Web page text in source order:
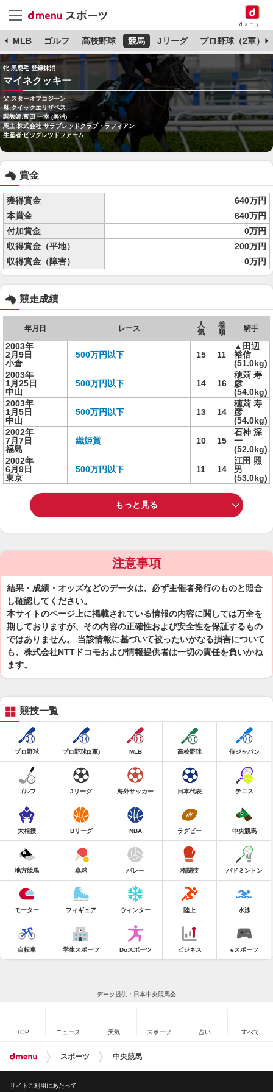
dメニュー
MLB ゴルフ 高校野球 競馬 Jリーグ プロ野球（2軍）
牝 黒鹿毛 登録抹消
マイネクッキー
父:スターオブコジーン
母:クイックエリザベス
調教師:富田 一幸 (美浦)
馬主:株式会社 サラブレッドクラブ・ラフィアン
生産者:ビツグレツドフアーム
賞金
獲得賞金
640万円
本賞金
640万円
付加賞金
0万円
収得賞金（平地）
200万円
収得賞金（障害）
0万円
競走成績
年月日 レース
人
気
着
順
騎手
2003年
2月9日
小倉
500万円以下 15 11
▲田辺
裕信
(51.0kg)
2003年
1月25日
中山
500万円以下 14 16
穂苅 寿
彦
(54.0kg)
2003年
1月5日
中山
500万円以下 13 14
穂苅 寿
彦
(54.0kg)
2002年
7月7日
福島
織姫賞 10 15
石神 深
一
(52.0kg)
2002年
6月9日
東京
500万円以下 11 14
江田 照
男
(53.0kg)
もっと見る
注意事項
結果・成績・オッズなどのデータは、必ず主催者発行のものと照合
し確認してください。
本サイトのページ上に掲載されている情報の内容に関しては万全を
期しておりますが、その内容の正確性および安全性を保証するもの
ではありません。 当該情報に基づいて被ったいかなる損害について
も、株式会社NTTドコモおよび情報提供者は一切の責任を負いかね
ます。
競技一覧
プロ野球 プロ野球(2軍) MLB 高校野球 侍ジャパン
ゴルフ Jリーグ 海外サッカー 日本代表 テニス
大相撲 Bリーグ NBA ラグビー 中央競馬
地方競馬 卓球 バレー 格闘技 バドミントン
モーター フィギュア ウィンター 陸上 水泳
自転車 学生スポーツ Doスポーツ ビジネス eスポーツ
データ提供：日本中央競馬会
TOP ニュース 天気 スポーツ 占い すべて
スポーツ 中央競馬
サイトご利用にあたって